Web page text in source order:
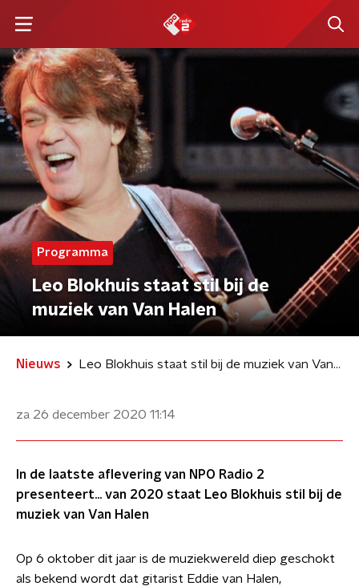
Programma
Leo Blokhuis staat stil bij de
muziek van Van Halen
Nieuws Leo Blokhuis staat stil bij de muziek van Van Halen
za 26 december 2020 11:14
In de laatste aflevering van NPO Radio 2
presenteert... van 2020 staat Leo Blokhuis stil bij de
muziek van Van Halen
Op 6 oktober dit jaar is de muziekwereld diep geschokt
als bekend wordt dat gitarist Eddie van Halen,